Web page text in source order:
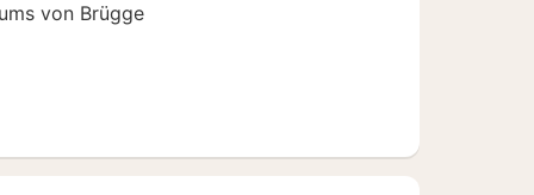
von Brügge